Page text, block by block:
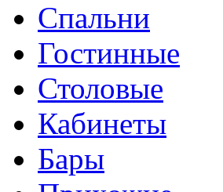
Спальни
Гостинные
Столовые
Кабинеты
Бары